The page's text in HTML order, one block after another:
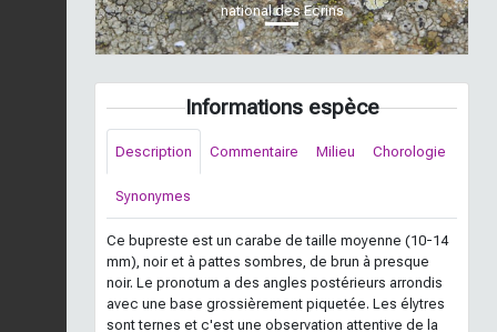
national des Ecrins
Informations espèce
Description Commentaire Milieu Chorologie
Synonymes
Ce bupreste est un carabe de taille moyenne (10-14
mm), noir et à pattes sombres, de brun à presque
noir. Le pronotum a des angles postérieurs arrondis
avec une base grossièrement piquetée. Les élytres
sont ternes et c'est une observation attentive de la